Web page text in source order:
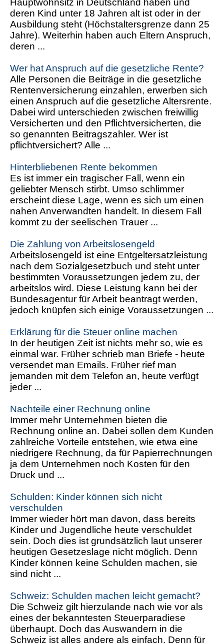
Hauptwohnsitz in Deutschland haben und
deren Kind unter 18 Jahren alt ist oder in der
Ausbildung steht (Höchstaltersgrenze dann 25
Jahre). Weiterhin haben auch Eltern Anspruch,
deren ...
Wer hat Anspruch auf die gesetzliche Rente?
Alle Personen die Beiträge in die gesetzliche
Rentenversicherung einzahlen, erwerben sich
einen Anspruch auf die gesetzliche Altersrente.
Dabei wird unterschieden zwischen freiwillig
Versicherten und den Pflichtversicherten, die
so genannten Beitragszahler. Wer ist
pflichtversichert? Alle ...
Hinterbliebenen Rente bekommen
Es ist immer ein tragischer Fall, wenn ein
geliebter Mensch stirbt. Umso schlimmer
erscheint diese Lage, wenn es sich um einen
nahen Anverwandten handelt. In diesem Fall
kommt zu der seelischen Trauer ...
Die Zahlung von Arbeitslosengeld
Arbeitslosengeld ist eine Entgeltersatzleistung
nach dem Sozialgesetzbuch und steht unter
bestimmten Voraussetzungen jedem zu, der
arbeitslos wird. Diese Leistung kann bei der
Bundesagentur für Arbeit beantragt werden,
jedoch knüpfen sich einige Voraussetzungen ...
Erklärung für die Steuer online machen
In der heutigen Zeit ist nichts mehr so, wie es
einmal war. Früher schrieb man Briefe - heute
versendet man Emails. Früher rief man
jemanden mit dem Telefon an, heute verfügt
jeder ...
Nachteile einer Rechnung online
Immer mehr Unternehmen bieten die
Rechnung online an. Dabei sollen dem Kunden
zahlreiche Vorteile entstehen, wie etwa eine
niedrigere Rechnung, da für Papierrechnungen
ja dem Unternehmen noch Kosten für den
Druck und ...
Schulden: Kinder können sich nicht
verschulden
Immer wieder hört man davon, dass bereits
Kinder und Jugendliche heute verschuldet
sein. Doch dies ist grundsätzlich laut unserer
heutigen Gesetzeslage nicht möglich. Denn
Kinder können keine Schulden machen, sie
sind nicht ...
Schweiz: Schulden machen leicht gemacht?
Die Schweiz gilt hierzulande nach wie vor als
eines der bekanntesten Steuerparadiese
überhaupt. Doch das Auswandern in die
Schweiz ist alles andere als einfach. Denn für